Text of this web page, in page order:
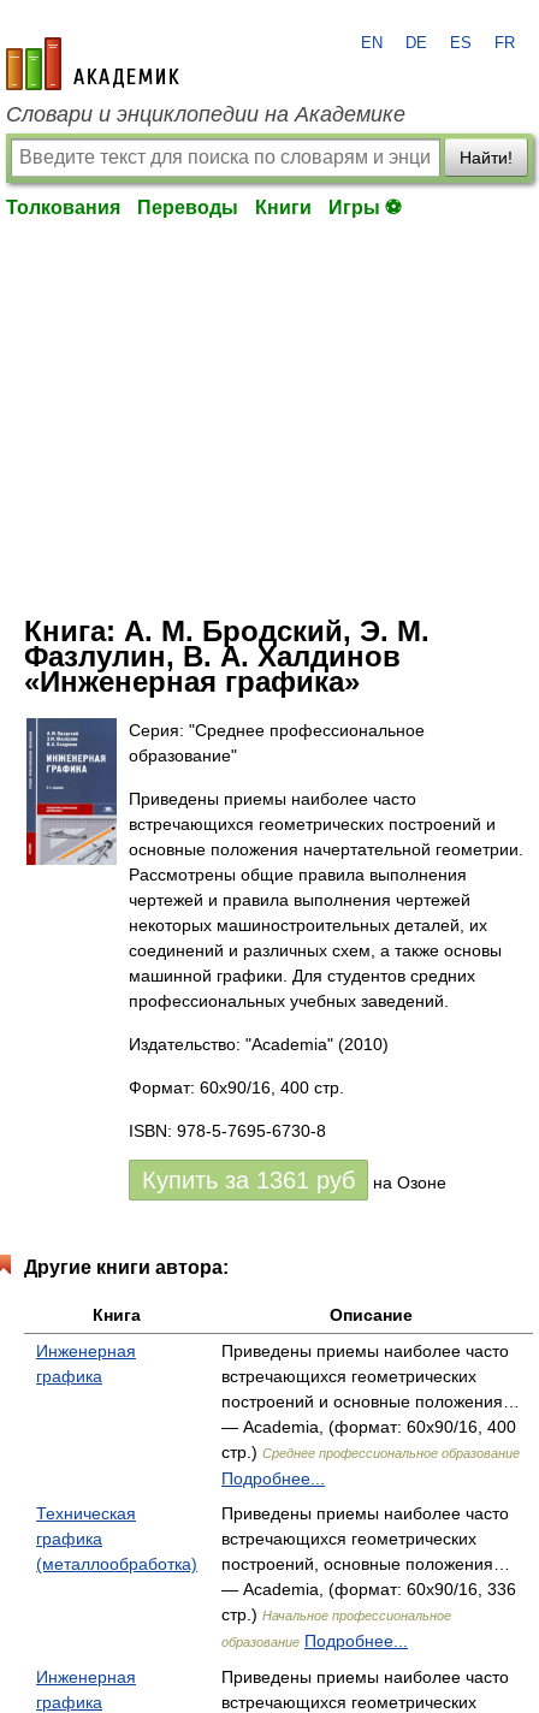
academic.ru
EN DE ES FR
Словари и энциклопедии на Академике
Найти!
Толкования Переводы Книги Игры ⚽
Книга: А. М. Бродский, Э. М.
Фазлулин, В. А. Халдинов
«Инженерная графика»
Серия: "Среднее профессиональное
образование"
Приведены приемы наиболее часто
встречающихся геометрических построений и
основные положения начертательной геометрии.
Рассмотрены общие правила выполнения
чертежей и правила выполнения чертежей
некоторых машиностроительных деталей, их
соединений и различных схем, а также основы
машинной графики. Для студентов средних
профессиональных учебных заведений.
Издательство: "Academia" (2010)
Формат: 60x90/16, 400 стр.
ISBN: 978-5-7695-6730-8
Купить за 1361 руб на Озоне
Другие книги автора:
Книга
Описание
Инженерная
графика
Приведены приемы наиболее часто
встречающихся геометрических
построений и основные положения…
— Academia, (формат: 60x90/16, 400
стр.) Среднее профессиональное образование
Подробнее...
Техническая
графика
(металлообработка)
Приведены приемы наиболее часто
встречающихся геометрических
построений, основные положения…
— Academia, (формат: 60x90/16, 336
стр.) Начальное профессиональное
образование Подробнее...
Инженерная
графика
Приведены приемы наиболее часто
встречающихся геометрических